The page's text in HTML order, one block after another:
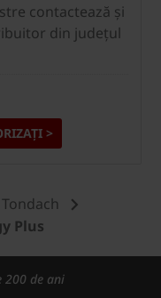
contactează și
din județul
>
Plus
200 de ani